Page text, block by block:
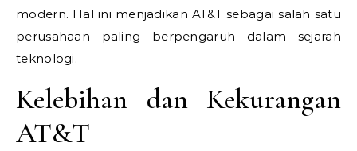
modern. Hal ini menjadikan AT&T sebagai salah satu
perusahaan paling berpengaruh dalam sejarah
teknologi.
Kelebihan dan Kekurangan
AT&T